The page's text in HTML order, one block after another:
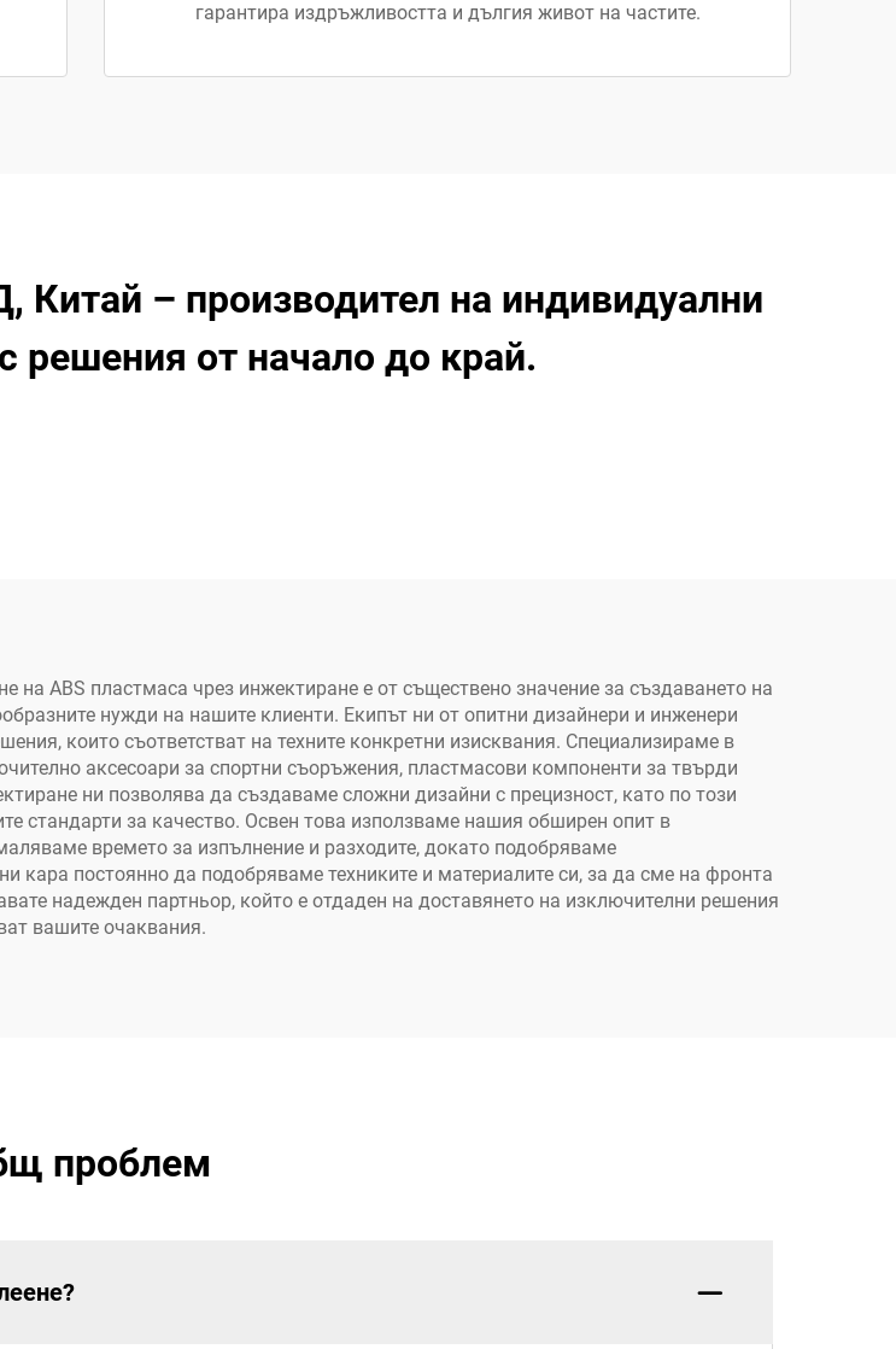
гарантира издръжливостта и дългия живот на частите.
– производител на индивидуални
решения от начало до край.
ABS пластмаса чрез инжектиране е от съществено значение за създаването на
нужди на нашите клиенти. Екипът ни от опитни дизайнери и инженери
които съответстват на техните конкретни изисквания. Специализираме в
аксесоари за спортни съоръжения, пластмасови компоненти за твърди
ни позволява да създаваме сложни дизайни с прецизност, като по този
стандарти за качество. Освен това използваме нашия обширен опит в
времето за изпълнение и разходите, докато подобряваме
кара постоянно да подобряваме техниките и материалите си, за да сме на фронта
надежден партньор, който е отдаден на доставянето на изключителни решения
вашите очаквания.
проблем